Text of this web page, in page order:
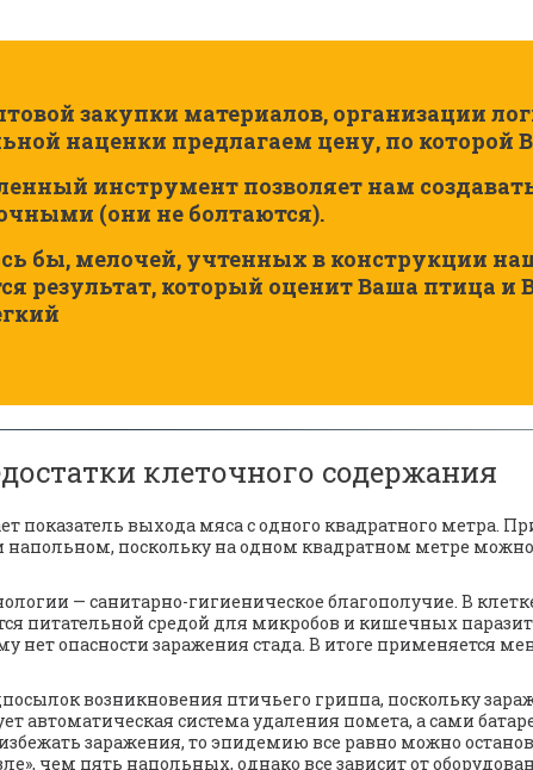
закупки материалов, организации
наценки предлагаем цену, по которой
инструмент позволяет нам
(они не болтаются).
результат, который оценит Ваша птица и
клеточного содержания
показатель выхода мяса с одного квадратного метра.
поскольку на одном квадратном метре
питательной средой для микробов и кишечных
нет опасности заражения стада. В итоге применяется
возникновения птичьего гриппа, поскольку
автоматическая система удаления помета, а сами
заражения, то эпидемию все равно можно
чем пять напольных, однако все зависит от